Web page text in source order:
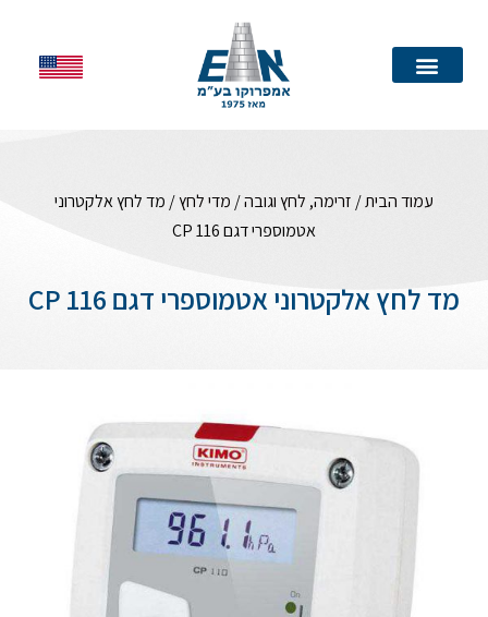
עמוד הבית/ זרימה, לחץ וגובה/ מדי לחץ/ מד לחץ אלקטרוני
אטמוספרי דגם CP 116
מד לחץ אלקטרוני אטמוספרי דגם CP 116